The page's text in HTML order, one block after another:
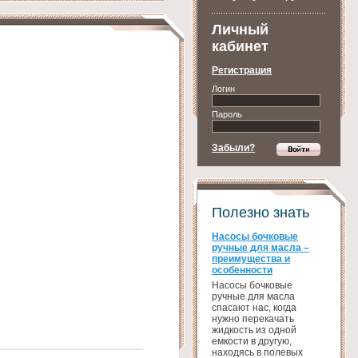
Личный
кабинет
Регистрация
Логин
Пароль
Забыли?
Полезно знать
Насосы бочковые
ручные для масла –
преимущества и
особенности
Насосы бочковые
ручные для масла
спасают нас, когда
нужно перекачать
жидкость из одной
емкости в другую,
находясь в полевых